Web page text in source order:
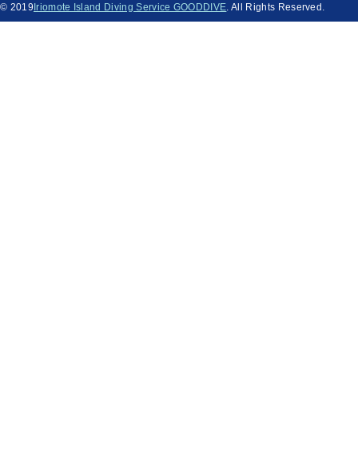
© 2019Iriomote Island Diving Service GOODDIVE . All Rights Reserved.